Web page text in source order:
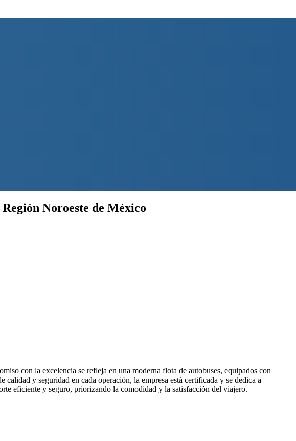
Noroeste de México
con la excelencia se refleja en una moderna flota de autobuses, equipados con
y seguridad en cada operación, la empresa está certificada y se dedica a
eficiente y seguro, priorizando la comodidad y la satisfacción del viajero.